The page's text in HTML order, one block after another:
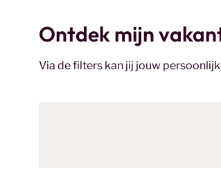
Spanje, Cyprus of de Canarische
energie voor de maanden die volgen.
Ontdek mijn
Via de filters kan jij jouw